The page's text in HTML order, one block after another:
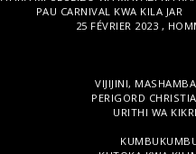
PAU CARNIVAL KWA KILA JAR
25 FÉVRIER 2023 ,
VIJIJINI,
PERIGORD
URITHI WA